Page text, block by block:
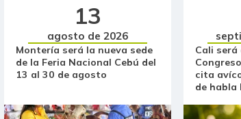
Calabacín
Calamar anillos
Calamar blanco entero
Calamar morado entero
13
agosto de 2026
Montería será la nueva sede
de la Feria Nacional Cebú del
13 al 30 de agosto
Cali será
cita
de habla